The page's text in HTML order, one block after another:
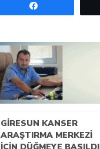
GIRESUN KANSER
ARAŞTIRMA MERKEZI